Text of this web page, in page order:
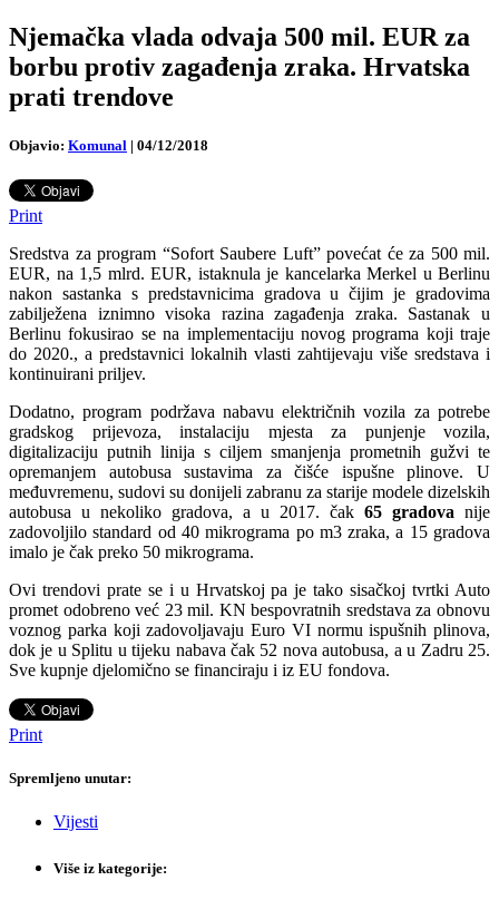
Njemačka vlada odvaja 500 mil. EUR za
borbu protiv zagađenja zraka. Hrvatska
prati trendove
Objavio: Komunal | 04/12/2018
Print
Sredstva za program “Sofort Saubere Luft” povećat će za 500 mil.
EUR, na 1,5 mlrd. EUR, istaknula je kancelarka Merkel u Berlinu
nakon sastanka s predstavnicima gradova u čijim je gradovima
zabilježena iznimno visoka razina zagađenja zraka. Sastanak u
Berlinu fokusirao se na implementaciju novog programa koji traje
do 2020., a predstavnici lokalnih vlasti zahtijevaju više sredstava i
kontinuirani priljev.
Dodatno, program podržava nabavu električnih vozila za potrebe
gradskog prijevoza, instalaciju mjesta za punjenje vozila,
digitalizaciju putnih linija s ciljem smanjenja prometnih gužvi te
opremanjem autobusa sustavima za čišće ispušne plinove. U
međuvremenu, sudovi su donijeli zabranu za starije modele dizelskih
autobusa u nekoliko gradova, a u 2017. čak 65 gradova nije
zadovoljilo standard od 40 mikrograma po m3 zraka, a 15 gradova
imalo je čak preko 50 mikrograma.
Ovi trendovi prate se i u Hrvatskoj pa je tako sisačkoj tvrtki Auto
promet odobreno već 23 mil. KN bespovratnih sredstava za obnovu
voznog parka koji zadovoljavaju Euro VI normu ispušnih plinova,
dok je u Splitu u tijeku nabava čak 52 nova autobusa, a u Zadru 25.
Sve kupnje djelomično se financiraju i iz EU fondova.
Print
Spremljeno unutar:
Vijesti
Više iz kategorije: